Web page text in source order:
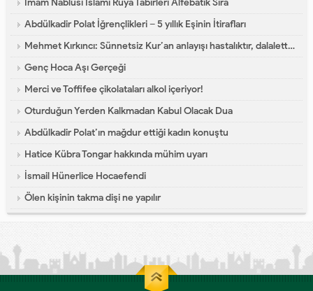
İmam Nablusi İslami Rüya Tabirleri Alfebatik Sıra
Abdülkadir Polat İğrençlikleri – 5 yıllık Eşinin İtirafları
Mehmet Kırkıncı: Sünnetsiz Kur’an anlayışı hastalıktır, dalalettir!
Genç Hoca Aşı Gerçeği
Merci ve Toffifee çikolataları alkol içeriyor!
Oturduğun Yerden Kalkmadan Kabul Olacak Dua
Abdülkadir Polat’ın mağdur ettiği kadın konuştu
Hatice Kübra Tongar hakkında mühim uyarı
İsmail Hünerlice Hocaefendi
Ölen kişinin takma dişi ne yapılır